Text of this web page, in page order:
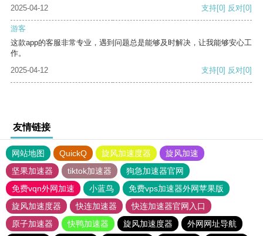
2025-04-12 支持[0] 反对[0]
游客
这款app的客服非常专业，遇到问题总是能够及时解决，让我能够安心工
作。
2025-04-12
支持[0] 反对[0]
友情链接
网站地图 QuickQ 旋风加速度器
旋风加速
坚果加速器
tiktok加速器
狗急加速器官网
免费vqn外网加速
小蓝鸟
免费vps加速器外网苹果版
旋风加速度器
快连加速器
快连加速器官网入口
原子加速器
快鸭加速器 旋风加速度器
外网网址导航